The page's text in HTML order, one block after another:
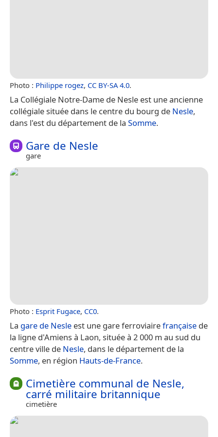
Photo : Philippe rogez, CC BY-SA 4.0.
La Collégiale Notre-Dame de Nesle est une ancienne
collégiale située dans le centre du bourg de Nesle,
dans l'est du département de la Somme.
Gare de Nesle
gare
Photo : Esprit Fugace, CC0.
La gare de Nesle est une gare ferroviairefrançaise de
la ligne d'Amiens à Laon, située à 2 000 m au sud du
centre ville de Nesle, dans le département de la
Somme, en région Hauts-de-France.
Cimetière communal de Nesle,
carré militaire britannique
cimetière